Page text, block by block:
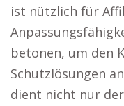
ist nützlich für
betonen, um den
Schutzlösungen
dient nicht nur